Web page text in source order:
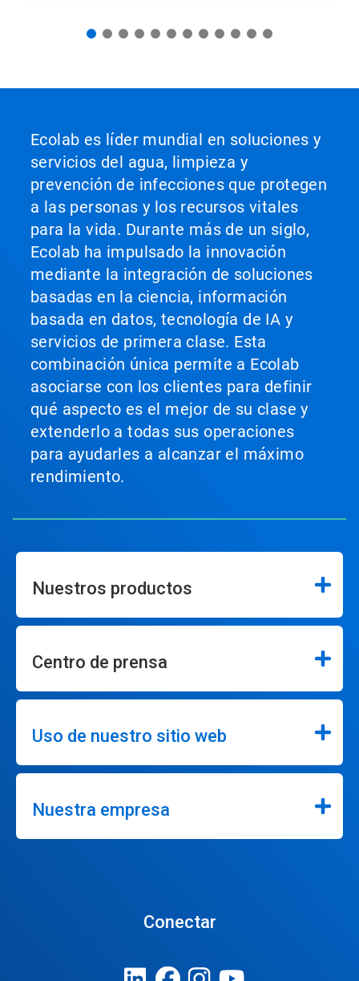
Ecolab es líder mundial en soluciones y
servicios del agua, limpieza y
prevención de infecciones que protegen
a las personas y los recursos vitales
para la vida. Durante más de un siglo,
Ecolab ha impulsado la innovación
mediante la integración de soluciones
basadas en la ciencia, información
basada en datos, tecnología de IA y
servicios de primera clase. Esta
combinación única permite a Ecolab
asociarse con los clientes para definir
qué aspecto es el mejor de su clase y
extenderlo a todas sus operaciones
para ayudarles a alcanzar el máximo
rendimiento.
Nuestros productos
Centro de prensa
Uso de nuestro sitio web
Nuestra empresa
Conectar